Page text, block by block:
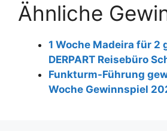
Ähnliche
1 Woche Madeira für 2
DERPART Reisebüro
Funkturm-Führung
Woche Gewinnspiel